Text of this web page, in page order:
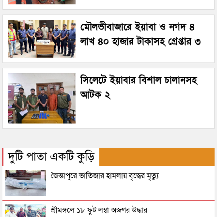
মৌলভীবাজারে ইয়াবা ও নগদ ৪
লাখ ৪০ হাজার টাকাসহ গ্রেপ্তার ৩
সিলেটে ইয়াবার বিশাল চালানসহ
আটক ২
দুটি পাতা একটি কুড়ি
জৈন্তাপুরে ভাতিজার হামলায় বৃদ্ধের মৃত্যু
শ্রীমঙ্গলে ১৮ ফুট লম্বা অজগর উদ্ধার